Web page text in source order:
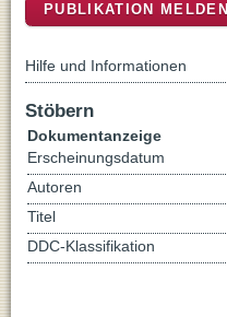
PUBLIKATION MELDEN
Hilfe und Informationen
Stöbern
Dokumentanzeige
Erscheinungsdatum
Autoren
Titel
DDC-Klassifikation